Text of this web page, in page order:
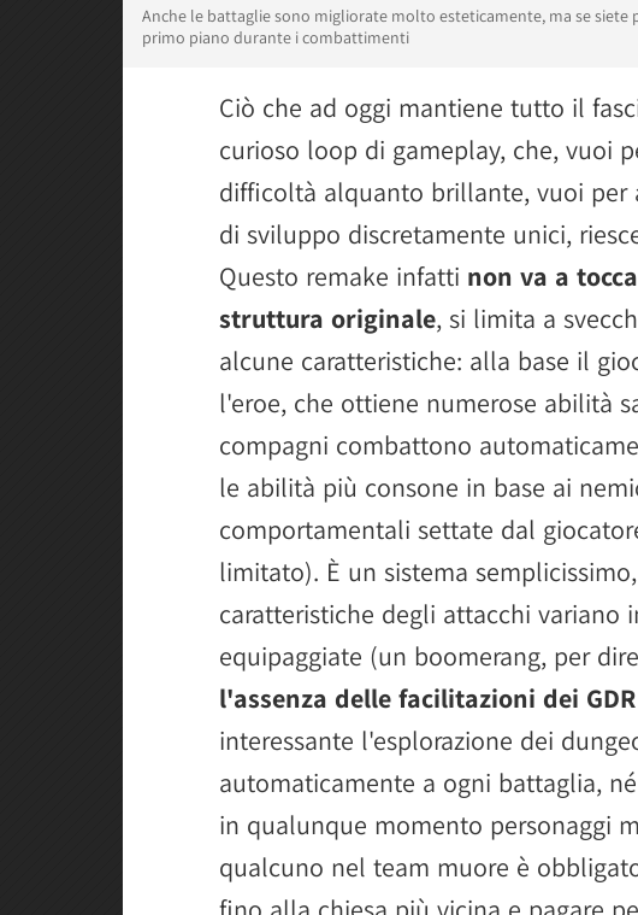
Anche le battaglie sono migliorate molto esteticamente, ma se siete
primo piano durante i combattimenti
Ciò che ad oggi mantiene tutto il
curioso loop di gameplay, che, vuoi
difficoltà alquanto brillante, vuoi per
di sviluppo discretamente unici,
Questo remake infatti non va a
struttura originale, si limita a
alcune caratteristiche: alla base il
l'eroe, che ottiene numerose abilità
compagni combattono
le abilità più consone in base ai
comportamentali settate dal
limitato). È un sistema
caratteristiche degli attacchi variano
equipaggiate (un boomerang, per
l'assenza delle facilitazioni dei
interessante l'esplorazione dei
automaticamente a ogni battaglia,
in qualunque momento personaggi
qualcuno nel team muore è